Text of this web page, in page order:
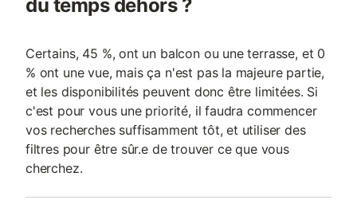
du temps dehors ?
Certains, 45 %, ont un balcon ou une terrasse, et 0
% ont une vue, mais ça n'est pas la majeure partie,
et les disponibilités peuvent donc être limitées. Si
c'est pour vous une priorité, il faudra commencer
vos recherches suffisamment tôt, et utiliser des
filtres pour être sûr.e de trouver ce que vous
cherchez.